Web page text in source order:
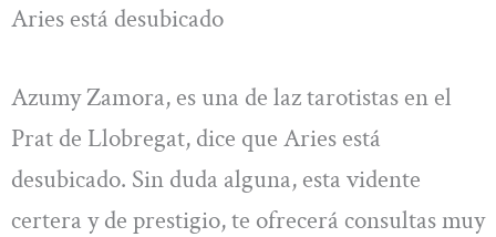
Aries está desubicado
Azumy Zamora, es una de laz tarotistas en el
Prat de Llobregat, dice que Aries está
desubicado. Sin duda alguna, esta vidente
certera y de prestigio, te ofrecerá consultas muy